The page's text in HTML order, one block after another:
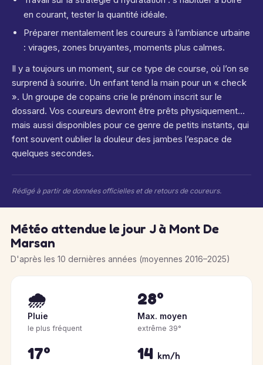
en courant, tester la quantité idéale.
Préparer mentalement les coureurs à l’ambiance urbaine
: virages, zones bruyantes, moments plus calmes.
Il y a toujours un moment, sur ce type de course, où l’on se
surprend à sourire. Un enfant tend la main pour un « check
». Un groupe de copains crie le prénom inscrit sur le
dossard. Vos coureurs devront être prêts physiquement…
mais aussi disponibles pour ce genre de petits instants, qui
font souvent oublier la douleur des jambes l’espace de
quelques secondes.
Rédigé à partir de données officielles et de retours de coureurs.
Météo attendue le jour J à Mont De
Marsan
D'après les 10 dernières années (moyennes 2016–2025)
🌧️
Pluie
le plus fréquent
28°
Max. moyen
extrême 39°
17° 14 km/h